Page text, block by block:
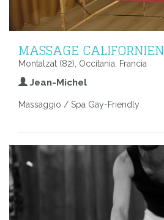
MASSAGE CALIFORNIEN
Montalzat (82), Occitania, Francia
Jean-Michel
Massaggio / Spa Gay-Friendly